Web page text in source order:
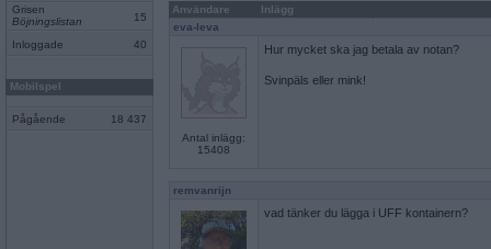
Grisen
Böjningslistan
15
Inloggade 40
Mobilspel
Pågående 18 437
Användare
Inlägg
eva-leva
Antal inlägg:
15408
Hur mycket ska jag betala av notan?
Svinpäls eller mink!
remvanrijn
vad tänker du lägga i UFF kontainern?